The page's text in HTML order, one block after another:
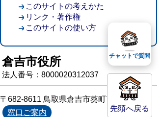
先頭へ戻る
このサイトの考えかた
リンク・著作権
このサイトの使い方
倉吉市役所
法人番号：8000020312037
〒682-8611 鳥取県倉吉市葵町722
窓口ご案内
チャットで質問